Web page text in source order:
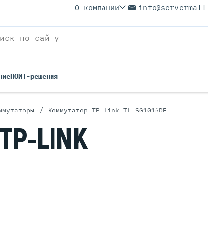
Rack Серверы
Tower Серверы
О компании
ПОИТ-решения
/ Коммутатор TP-link TL-SG1016DE
TP-LINK